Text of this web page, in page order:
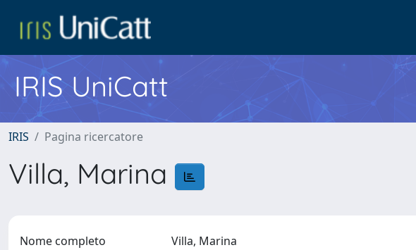
IRIS UniCatt
IRIS Pagina ricercatore
Villa, Marina
Nome completo Villa, Marina